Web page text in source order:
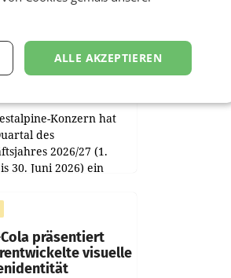
verzeichnet
erstes Quartal
Konzern hat
des
2026/27 (1.
30. Juni 2026) ein
stieg im Vergleich
präsentiert
visuelle
ALLE AKZEPTIEREN